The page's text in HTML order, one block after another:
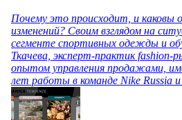
Почему это происходит, и каковы
изменений? Своим взглядом на
сегменте спортивных одежды и
Ткачева, эксперт-практик fashion-
опытом управления продажами,
лет работы в команде Nike Russia